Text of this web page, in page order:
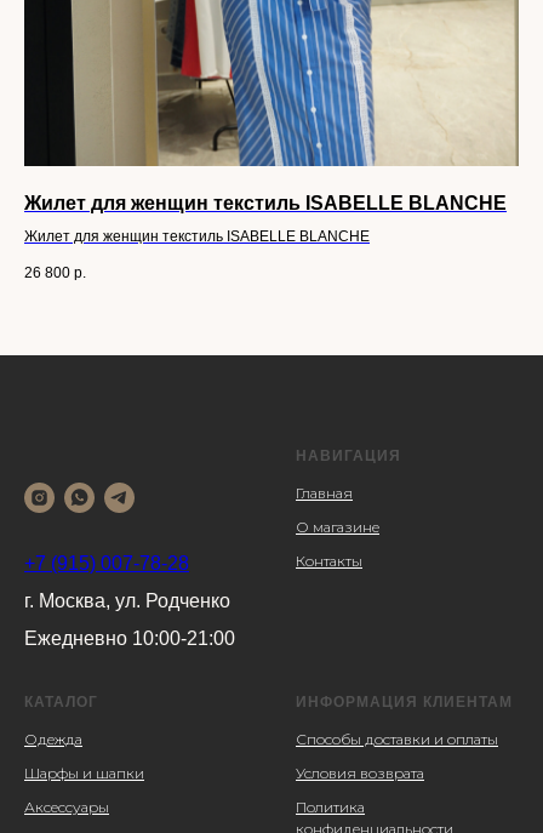
Жилет для женщин текстиль ISABELLE BLANCHE
Жилет для женщин текстиль ISABELLE BLANCHE
26 800 р.
+7 (915) 007-78-28
г. Москва, ул. Родченко
Ежедневно 10:00-21:00
НАВИГАЦИЯ
Главная
О магазине
Контакты
КАТАЛОГ
Одежда
Шарфы и шапки
Аксессуары
ИНФОРМАЦИЯ КЛИЕНТАМ
Способы доставки и оплаты
Условия возврата
Политика
конфиденциальности